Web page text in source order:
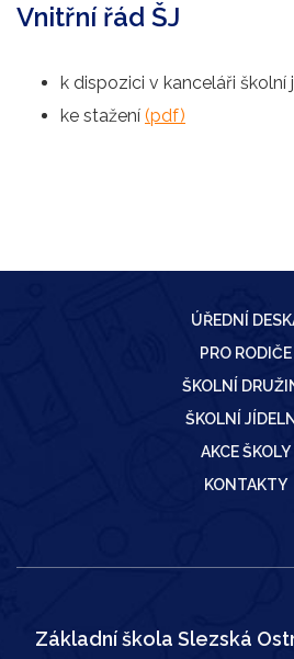
Vnitřní řád ŠJ
k dispozici v kanceláři školní
ke stažení (pdf)
ÚŘEDNÍ
PRO RODIČE
ŠKOLNÍ
ŠKOLNÍ
AKCE ŠKOLY
KONTAKTY
Základní škola Slezská